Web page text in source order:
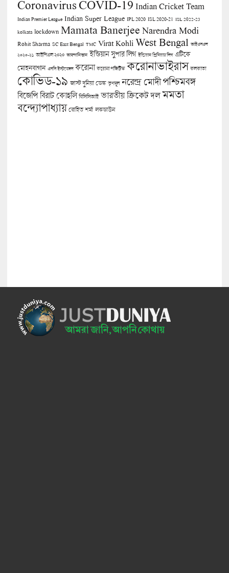
CoronavirusCOVID-19 Indian Cricket Team
Indian Premier League Indian Super League IPL 2020 ISL 2020-21 ISL 2022-23
kolkata lockdown Mamata Banerjee Narendra Modi
Rohit Sharma SC East Bengal TMC Virat Kohli West Bengal আইএসএল
২০২০-২১ আইপিএল ২০২০ আফগানিস্তান ইন্ডিয়ান সুপার লিগ ইন্ডিয়ান প্রিমিয়ার লিগ এটিকে
মোহনবাগান এসসি ইস্টবেঙ্গল করোনা করোনা পজিটিভ করোনাভাইরাস কলকাতা
কোভিড-১৯ জাস্ট দুনিয়া ডেস্ক তৃণমূল নরেন্দ্র মোদী পশ্চিমবঙ্গ
বিজেপি বিরাট কোহলি বিসিসিআই ভারতীয় ক্রিকেট দল মমতা
বন্দ্যোপাধ্যায় রোহিত শর্মা লকডাউন